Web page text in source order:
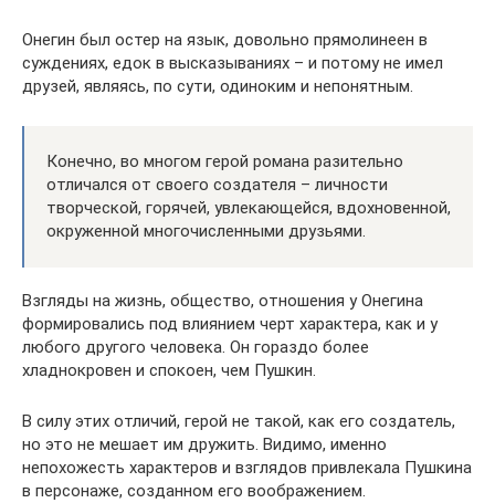
Онегин был остер на язык, довольно прямолинеен в
суждениях, едок в высказываниях – и потому не имел
друзей, являясь, по сути, одиноким и непонятным.
Конечно, во многом герой романа разительно
отличался от своего создателя – личности
творческой, горячей, увлекающейся, вдохновенной,
окруженной многочисленными друзьями.
Взгляды на жизнь, общество, отношения у Онегина
формировались под влиянием черт характера, как и у
любого другого человека. Он гораздо более
хладнокровен и спокоен, чем Пушкин.
В силу этих отличий, герой не такой, как его создатель,
но это не мешает им дружить. Видимо, именно
непохожесть характеров и взглядов привлекала Пушкина
в персонаже, созданном его воображением.